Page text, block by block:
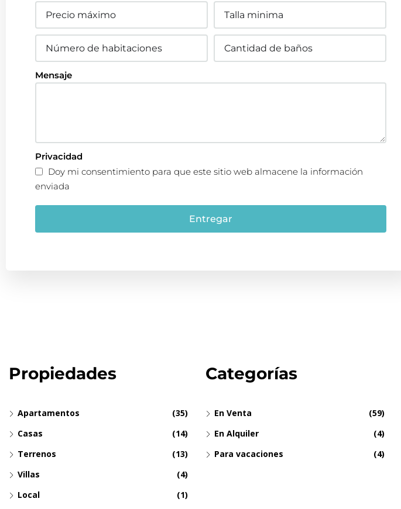
Mensaje
Privacidad
Doy mi consentimiento para que este sitio web almacene la información
enviada
Entregar
Propiedades
Apartamentos
(35)
Casas
(14)
Terrenos
(13)
Villas
(4)
Local
(1)
Categorías
En Venta
(59)
En Alquiler
(4)
Para vacaciones
(4)